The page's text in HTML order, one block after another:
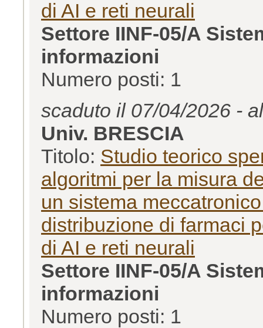
di AI e reti neurali
Settore IINF-05/A
informazioni
Numero posti: 1
scaduto il 07/04/2026 -
Univ. BRESCIA
Titolo: Studio teorico
algoritmi per la misura
un sistema
distribuzione di farmaci
di AI e reti neurali
Settore IINF-05/A
informazioni
Numero posti: 1